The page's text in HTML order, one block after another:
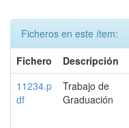
Ficheros en este ítem:
Fichero
Descripción
11234.p
df
Trabajo de
Graduación